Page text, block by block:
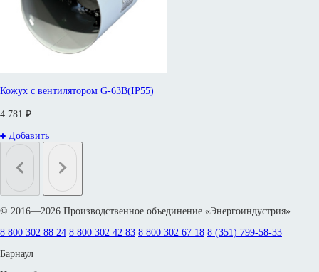
Кожух с вентилятором G-63B(IP55)
4 781 ₽
Добавить
© 2016—2026 Производственное объединение «Энергоиндустрия»
8 800 302 88 24 8 800 302 42 83 8 800 302 67 18 8 (351) 799-58-33
Барнаул